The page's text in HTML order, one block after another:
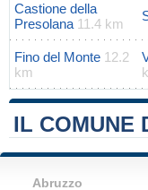
Castione della
Presolana 11.4 km
Fino del Monte 12.2
km
IL COMUNE
Abruzzo